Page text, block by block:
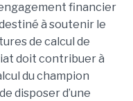
engagement financier
à soutenir le
de calcul de
doit contribuer à
du champion
disposer d’une